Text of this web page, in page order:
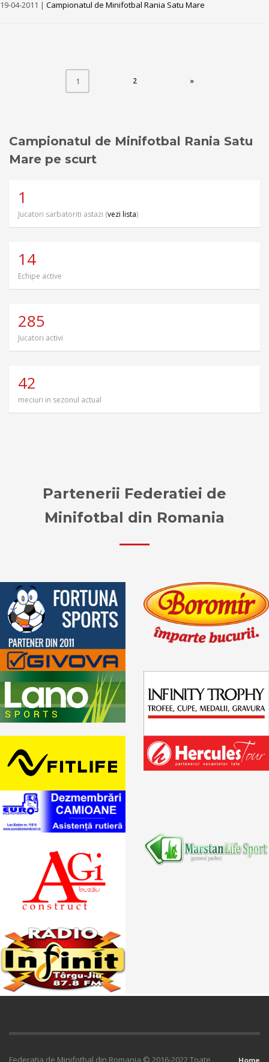
19-04-2011 | Campionatul de Minifotbal Rania Satu Mare
1 2 »
Campionatul de Minifotbal Rania Satu
Mare pe scurt
1
Jucatori sarbatoriti astazi (vezi lista)
14
Echipe active
285
Jucatori activi
42
meciuri in sezonul actual
Partenerii Federatiei de
Minifotbal din Romania
Home
Federatia de Minifotbal din Romania © 2016-2022 Toate